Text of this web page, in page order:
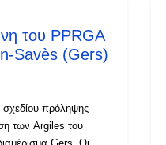
του PPRGA
Savès (Gers)
σχεδίου πρόληψης
των Argiles του